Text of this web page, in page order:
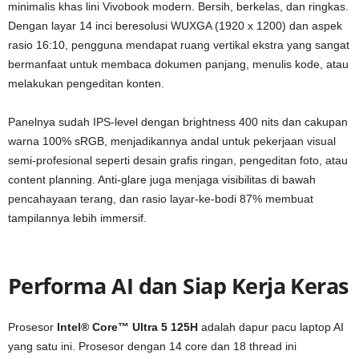
minimalis khas lini Vivobook modern. Bersih, berkelas, dan ringkas.
Dengan layar 14 inci beresolusi WUXGA (1920 x 1200) dan aspek
rasio 16:10, pengguna mendapat ruang vertikal ekstra yang sangat
bermanfaat untuk membaca dokumen panjang, menulis kode, atau
melakukan pengeditan konten.
Panelnya sudah IPS-level dengan brightness 400 nits dan cakupan
warna 100% sRGB, menjadikannya andal untuk pekerjaan visual
semi-profesional seperti desain grafis ringan, pengeditan foto, atau
content planning. Anti-glare juga menjaga visibilitas di bawah
pencahayaan terang, dan rasio layar-ke-bodi 87% membuat
tampilannya lebih immersif.
Performa AI dan Siap Kerja Keras
Prosesor Intel® Core™ Ultra 5 125H adalah dapur pacu laptop AI
yang satu ini. Prosesor dengan 14 core dan 18 thread ini